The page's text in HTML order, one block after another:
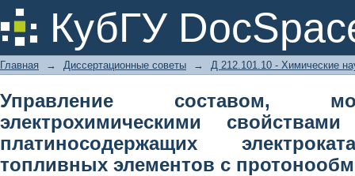
КубГУ
Управление составом,
наноструктурных
элементов с протонообменной
Главная → Диссертационные советы → Д 212.101.10 - Химические
Управление составом,
электрохимическими свойствами
платиносодержащих
топливных элементов с